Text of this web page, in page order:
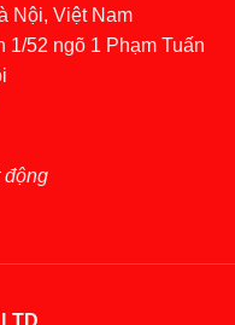
Nội, Việt Nam
1/52 ngõ 1 Phạm Tuấn
động